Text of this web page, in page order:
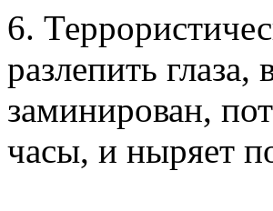
6.
разлепить
заминирован,
часы, и ныряет